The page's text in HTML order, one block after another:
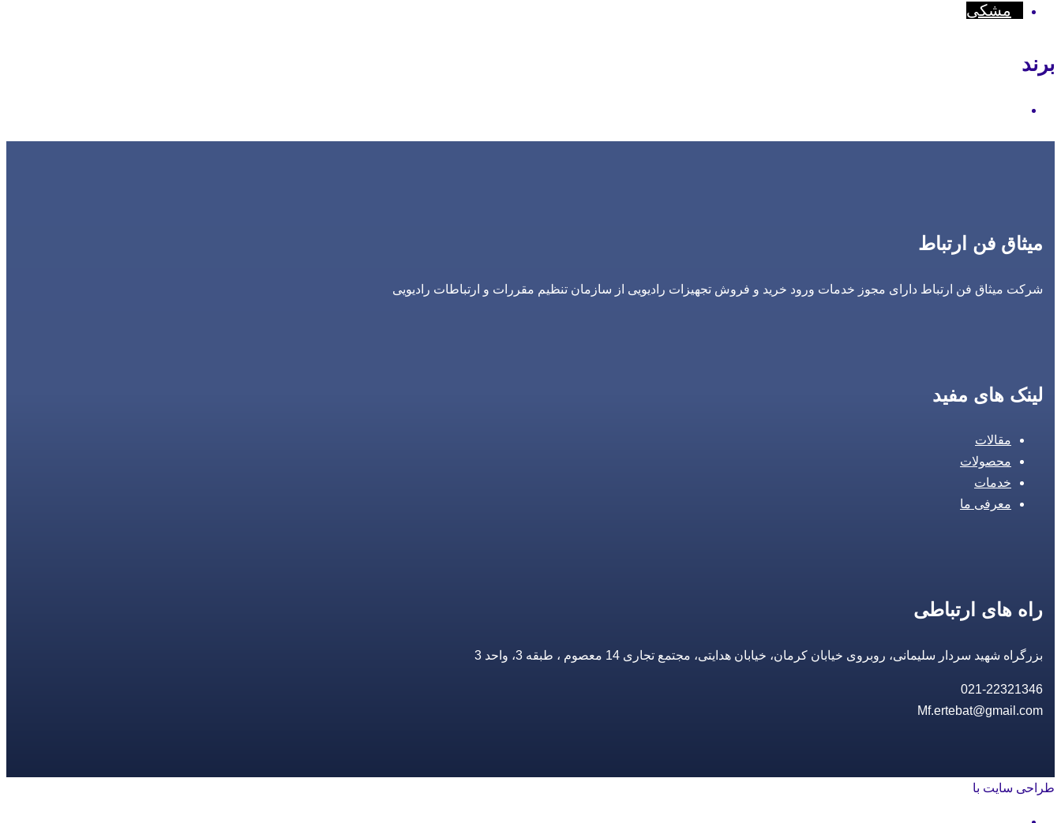
مشکی
برند
میثاق فن ارتباط
شرکت میثاق فن ارتباط دارای مجوز خدمات ورود خرید و فروش تجهیزات رادیویی از سازمان تنظیم مقررات و ارتباطات رادیویی
لینک های مفید
مقالات
محصولات
خدمات
معرفی ما
راه های ارتباطی
بزرگراه شهید سردار سلیمانی، روبروی خیابان کرمان، خیابان هدایتی، مجتمع تجاری 14 معصوم ، طبقه 3، واحد 3
021-22321346
Mf.ertebat@gmail.com
طراحی سایت با